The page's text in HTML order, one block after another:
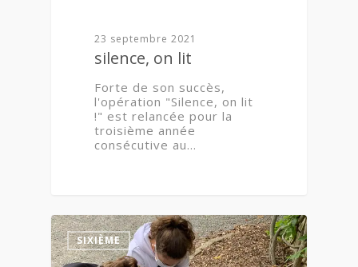
23 septembre 2021
silence, on lit
Forte de son succès,
l'opération "Silence, on lit
!" est relancée pour la
troisième année
consécutive au…
SIXIÈME 2